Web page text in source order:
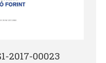
2017-00023